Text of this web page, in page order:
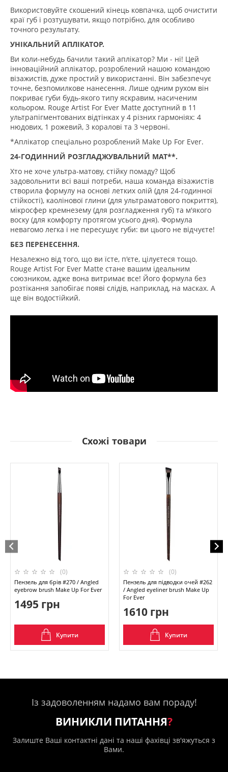
Використовуйте скошений кінець ковпачка, щоб очистити
краї губ і розтушувати, якщо потрібно, для особливо
точного результату.
УНІКАЛЬНИЙ АПЛІКАТОР.
Ви коли-небудь бачили такий аплікатор? Ми - ні! Цей
інноваційний аплікатор, розроблений нашою командою
візажистів, дуже простий у використанні. Він забезпечує
точне, безпомилкове нанесення. Лише одним рухом він
покриває губи будь-якого типу яскравим, насиченим
кольором. Rouge Artist For Ever Matte доступний в 11
ультрапігментованих відтінках у 4 різних гармоніях: 4
нюдових, 1 рожевий, 3 коралові та 3 червоні.
*Аплікатор спеціально розроблений Make Up For Ever.
24-ГОДИННИЙ РОЗГЛАДЖУВАЛЬНИЙ МАТ**.
Хто не хоче ультра-матову, стійку помаду? Щоб
задовольнити всі ваші потреби, наша команда візажистів
створила формулу на основі летких олій (для 24-годинної
стійкості), каолінової глини (для ультраматового покриття),
мікросфер кремнезему (для розгладження губ) та м'якого
воску (для комфорту протягом усього дня). Формула
невагомо легка і не пересушує губи: ви цього не відчуєте!
БЕЗ ПЕРЕНЕСЕННЯ.
Незалежно від того, що ви їсте, п'єте, цілуєтеся тощо.
Rouge Artist For Ever Matte стане вашим ідеальним
союзником, адже вона витримає все! Його формула без
розтікання запобігає появі слідів, наприклад, на масках. А
ще він водостійкий.
Схожі товари
(0)
Пензель для брів #270 / Angled
eyebrow brush Make Up For Ever
1495 грн
Купити
(0)
Пензель для підводки очей #262
/ Angled eyeliner brush Make Up
For Ever
1610 грн
Купити
Із задоволенням надамо вам пораду!
ВИНИКЛИ ПИТАННЯ?
Залиште Ваші контактні дані та наші фахівці зв'яжуться з
Вами.